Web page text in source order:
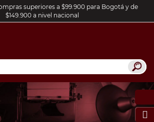
superiores a $99.900 para Bogotá y de
$149.900 a nivel nacional
